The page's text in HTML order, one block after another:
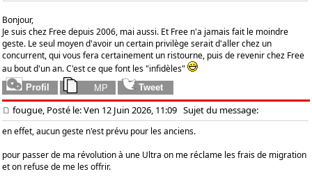
Bonjour,
Je suis chez Free depuis 2006, mai aussi. Et Free n'a jamais fait le moindre
geste. Le seul moyen d'avoir un certain privilège serait d'aller chez un
concurrent, qui vous fera certainement un ristourne, puis de revenir chez Free
au bout d'un an. C'est ce que font les "infidèles"
fougue, Posté le: Ven 12 Juin 2026, 11:09 Sujet du message:
en effet, aucun geste n'est prévu pour les anciens.
pour passer de ma révolution à une Ultra on me réclame les frais de migration
et on refuse de me les offrir.